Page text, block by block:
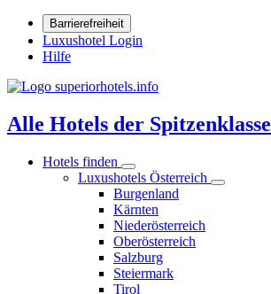
Barrierefreiheit
Luxushotel Login
Hilfe
Alle Hotels der Spitzenklasse
Hotels finden
Luxushotels Österreich
Burgenland
Kärnten
Niederösterreich
Oberösterreich
Salzburg
Steiermark
Tirol